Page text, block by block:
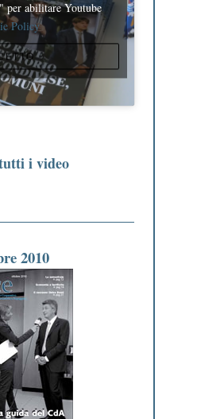
per abilitare Youtube
Policy
i video
2010